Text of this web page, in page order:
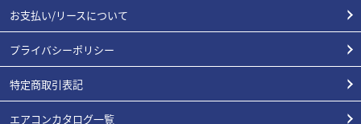
お支払い/リースについて
プライバシーポリシー
特定商取引表記
エアコンカタログ一覧